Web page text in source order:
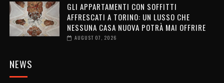
GLI APPARTAMENTI CON SOFFITTI
AFFRESCATI A TORINO: UN LUSSO CHE
NESSUNA CASA NUOVA POTRÀ MAI OFFRIRE
AUGUST 07, 2026
NEWS